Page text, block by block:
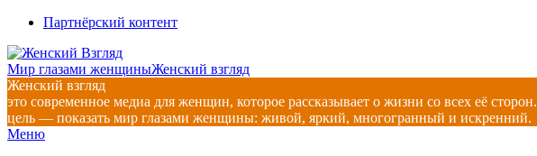
Перейти
содержимому
Партнёрский контент
Мир глазами женщиныЖенский взгляд
Женский взгляд
это современное медиа для женщин, которое рассказывает о жизни со всех её
цель — показать мир глазами женщины: живой, яркий, многогранный и искренний.
Главное
Меню